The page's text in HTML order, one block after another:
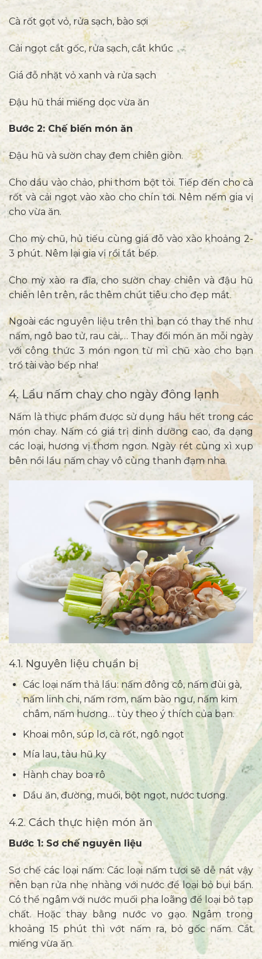
Cà rốt gọt vỏ, rửa sạch, bào sợi
Cải ngọt cắt gốc, rửa sạch, cắt khúc
Giá đỗ nhặt vỏ xanh và rửa sạch
Đậu hũ thái miếng dọc vừa ăn
Bước 2: Chế biến món ăn
Đậu hũ và sườn chay đem chiên giòn.
Cho dầu vào chảo, phi thơm bột tỏi. Tiếp đến cho cà
rốt và cải ngọt vào xào cho chín tới. Nêm nếm gia vị
cho vừa ăn.
Cho mỳ chũ, hủ tiếu cùng giá đỗ vào xào khoảng 2-
3 phút. Nêm lại gia vị rồi tắt bếp.
Cho mỳ xào ra đĩa, cho sườn chay chiên và đậu hũ
chiên lên trên, rắc thêm chút tiêu cho đẹp mắt.
Ngoài các nguyên liệu trên thì bạn có thay thế như
nấm, ngô bao tử, rau cải,… Thay đổi món ăn mỗi ngày
với công thức 3 món ngon từ mì chũ xào cho bạn
trổ tài vào bếp nha!
4. Lẩu nấm chay cho ngày đông lạnh
Nấm là thực phẩm được sử dụng hầu hết trong các
món chay. Nấm có giá trị dinh dưỡng cao, đa dạng
các loại, hương vị thơm ngơn. Ngày rét cùng xì xụp
bên nồi lẩu nấm chay vô cùng thanh đạm nha.
4.1. Nguyên liệu chuẩn bị
Các loại nấm thả lẩu: nấm đông cô, nấm đùi gà,
nấm linh chi, nấm rơm, nấm bào ngư, nấm kim
châm, nấm hương… tùy theo ý thích của bạn.
Khoai môn, súp lơ, cà rốt, ngô ngọt
Mía lau, tàu hũ ky
Hành chay boa rô
Dầu ăn, đường, muối, bột ngọt, nước tương.
4.2. Cách thực hiện món ăn
Bước 1: Sơ chế nguyên liệu
Sơ chế các loại nấm: Các loại nấm tươi sẽ dễ nát vậy
nên bạn rửa nhẹ nhàng với nước để loại bỏ bụi bẩn.
Có thể ngâm với nước muối pha loãng để loại bỏ tạp
chất. Hoặc thay bằng nước vo gạo. Ngâm trong
khoảng 15 phút thì vớt nấm ra, bỏ gốc nấm. Cắt
miếng vừa ăn.